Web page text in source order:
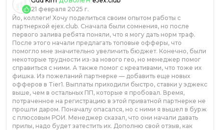
21 февраля 2025 г.
Йо, коллеги! Хочу поделиться своим опытом работы с
партнеркой ejex.club. Сначала были сомнения, но после
первого залива ребята поняли, что я могу дать норм траф.
После этого начали предлагать топовые офферы, что
помогло мне значительно увеличить бюджет. Конечно, были
некоторые трудности из-за нового гео, но менеджер помог
справиться с ними. А также помог с креативами, что тоже их
фишка. Из пожеланий партнерке — добавить еще новых
офферов в Tier1. Выплаты приходили быстро, ставки у эджекс
выше, чем в остальных ПП, которые я пробовал. Время,
потраченное на регистрацию в этой приватной партнерке не
прошли даром. Поначалу опасался, но с ними я вышел в бурж
с плюсовым РОИ. Менеджер сказал, что они начали давать
прилы, надо будет затестить их. Дополню свой отзыв, как